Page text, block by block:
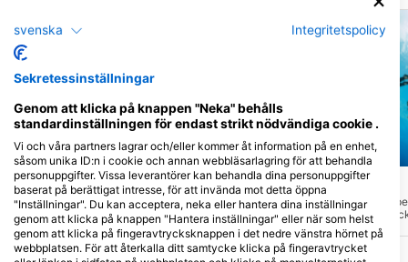
Aqualung
Rif010(★0.0)
RiF010 är en världsnyhet: den första
urbana surfpoolen i världen! Här kan du
surfa i Rotterdams inlandshamnar på
vågor som är upp till en och en halv
meter höga!
Aqualung
Boothelling
En vacker dykplats.
lerväggarna är det
dykning här. Mindre
tillbaka? Dyk längs
ingången.
svenska Integritetspolicy
Sekretessinställningar
Genom att klicka på knappen "Neka" behålls
standardinställningen för endast strikt nödvändiga cookie .
Vi och våra partners lagrar och/eller kommer åt information på en enhet,
såsom unika ID:n i cookie och annan webbläsarlagring för att behandla
personuppgifter. Vissa leverantörer kan behandla dina personuppgifter
baserat på berättigat intresse, för att invända mot detta öppna
"Inställningar". Du kan acceptera, neka eller hantera dina inställningar
genom att klicka på knappen "Hantera inställningar" eller när som helst
genom att klicka på fingeravtrycksknappen i det nedre vänstra hörnet på
webbplatsen. För att återkalla ditt samtycke klicka på fingeravtrycket